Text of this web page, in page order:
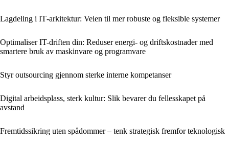
Lagdeling i IT‑arkitektur: Veien til mer robuste og fleksible systemer
Optimaliser IT-driften din: Reduser energi- og driftskostnader med
smartere bruk av maskinvare og programvare
Styr outsourcing gjennom sterke interne kompetanser
Digital arbeidsplass, sterk kultur: Slik bevarer du fellesskapet på
avstand
Fremtidssikring uten spådommer – tenk strategisk fremfor teknologisk